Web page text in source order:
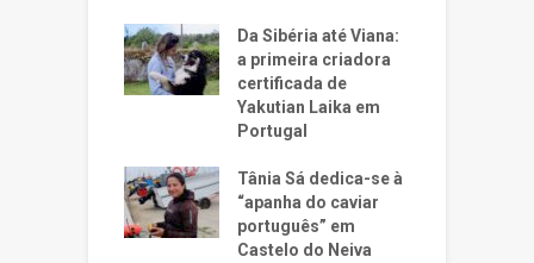
Da Sibéria até Viana:
a primeira criadora
certificada de
Yakutian Laika em
Portugal
Tânia Sá dedica-se à
“apanha do caviar
português” em
Castelo do Neiva